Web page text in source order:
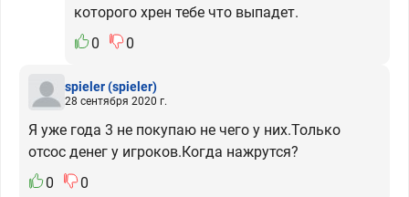
которого хрен тебе что выпадет.
0
0
spieler(spieler)
28 сентября 2020 г.
Я уже года 3 не покупаю не чего у них.Только
отсос денег у игроков.Когда нажрутся?
0
0